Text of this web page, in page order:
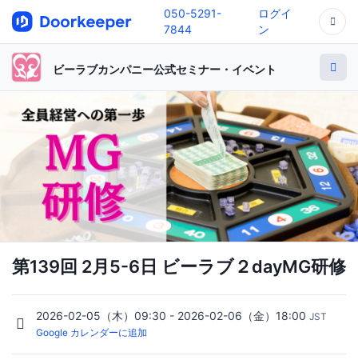
050-5291-
7844
ログイ
ン
ビーラブカンパニー公式セミナー・イベント
第139回 2月5-6日 ビーラブ２dayMG研修
2026-02-05（木）09:30 - 2026-02-06（金）18:00 JST
Google カレンダーに追加